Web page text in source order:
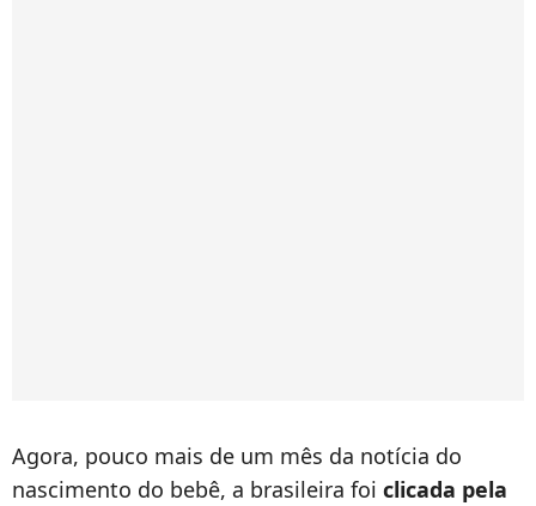
Agora, pouco mais de um mês da notícia do
nascimento do bebê, a brasileira foi clicada pela